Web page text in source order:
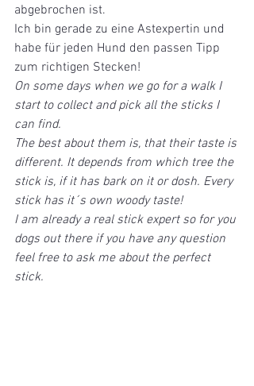
abgebrochen ist.
Ich bin gerade zu eine Astexpertin und
habe für jeden Hund den passen Tipp
zum richtigen Stecken!
On some days when we go for a walk I
start to collect and pick all the sticks I
can find.
The best about them is, that their taste is
different. It depends from which tree the
stick is, if it has bark on it or dosh. Every
stick has it´s own woody taste!
I am already a real stick expert so for you
dogs out there if you have any question
feel free to ask me about the perfect
stick.